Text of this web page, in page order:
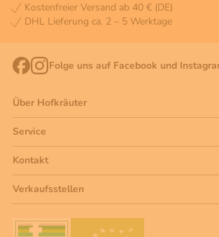
Kostenfreier Versand ab 40 € (DE)
DHL Lieferung ca. 2 – 5 Werktage
Folge uns auf Facebook und
Über Hofkräuter
Service
Kontakt
Verkaufsstellen